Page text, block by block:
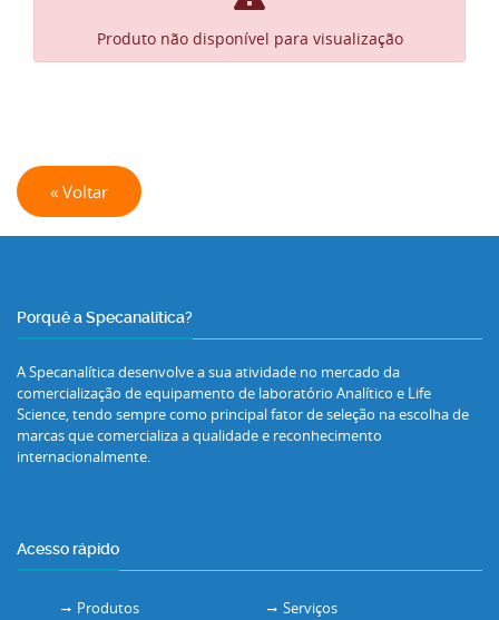
Produto não disponível para visualização
« Voltar
Porquê a Specanalítica?
A Specanalítica desenvolve a sua atividade no mercado da
comercialização de equipamento de laboratório Analítico e Life
Science, tendo sempre como principal fator de seleção na escolha de
marcas que comercializa a qualidade e reconhecimento
internacionalmente.
Acesso rápido
Produtos
Serviços